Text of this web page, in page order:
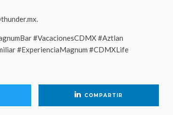
#VacacionesCDMX #Aztlan
#ExperienciaMagnum #CDMXLife
COMPARTIR